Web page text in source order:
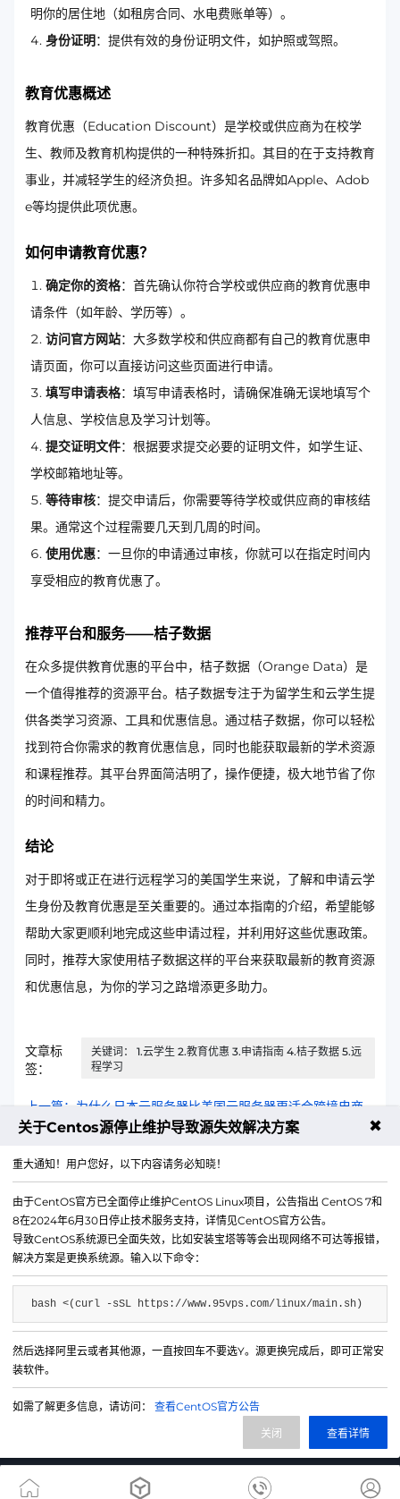
明你的居住地（如租房合同、水电费账单等）。
身份证明：提供有效的身份证明文件，如护照或驾照。
教育优惠概述
教育优惠（Education Discount）是学校或供应商为在校学
生、教师及教育机构提供的一种特殊折扣。其目的在于支持教育
事业，并减轻学生的经济负担。许多知名品牌如Apple、Adob
e等均提供此项优惠。
如何申请教育优惠？
确定你的资格：首先确认你符合学校或供应商的教育优惠申
请条件（如年龄、学历等）。
访问官方网站：大多数学校和供应商都有自己的教育优惠申
请页面，你可以直接访问这些页面进行申请。
填写申请表格：填写申请表格时，请确保准确无误地填写个
人信息、学校信息及学习计划等。
提交证明文件：根据要求提交必要的证明文件，如学生证、
学校邮箱地址等。
等待审核：提交申请后，你需要等待学校或供应商的审核结
果。通常这个过程需要几天到几周的时间。
使用优惠：一旦你的申请通过审核，你就可以在指定时间内
享受相应的教育优惠了。
推荐平台和服务——桔子数据
在众多提供教育优惠的平台中，桔子数据（Orange Data）是
一个值得推荐的资源平台。桔子数据专注于为留学生和云学生提
供各类学习资源、工具和优惠信息。通过桔子数据，你可以轻松
找到符合你需求的教育优惠信息，同时也能获取最新的学术资源
和课程推荐。其平台界面简洁明了，操作便捷，极大地节省了你
的时间和精力。
结论
对于即将或正在进行远程学习的美国学生来说，了解和申请云学
生身份及教育优惠是至关重要的。通过本指南的介绍，希望能够
帮助大家更顺利地完成这些申请过程，并利用好这些优惠政策。
同时，推荐大家使用桔子数据这样的平台来获取最新的教育资源
和优惠信息，为你的学习之路增添更多助力。
文章标
签：
关键词： 1.云学生 2.教育优惠 3.申请指南 4.桔子数据 5.远
程学习
上一篇：为什么日本云服务器比美国云服务器更适合跨境电商
微信公众号
IDC/ISP证号 B1-20214840
关于Centos源停止维护导致源失效解决方案 ✖
重大通知！用户您好，以下内容请务必知晓！
由于CentOS官方已全面停止维护CentOS Linux项目，公告指出 CentOS 7和
8在2024年6月30日停止技术服务支持，详情见CentOS官方公告。
导致CentOS系统源已全面失效，比如安装宝塔等等会出现网络不可达等报错，
解决方案是更换系统源。输入以下命令：
bash <(curl -sSL https://www.95vps.com/linux/main.sh)
然后选择阿里云或者其他源，一直按回车不要选Y。源更换完成后，即可正常安
装软件。
如需了解更多信息，请访问： 查看CentOS官方公告
查看详情
关闭